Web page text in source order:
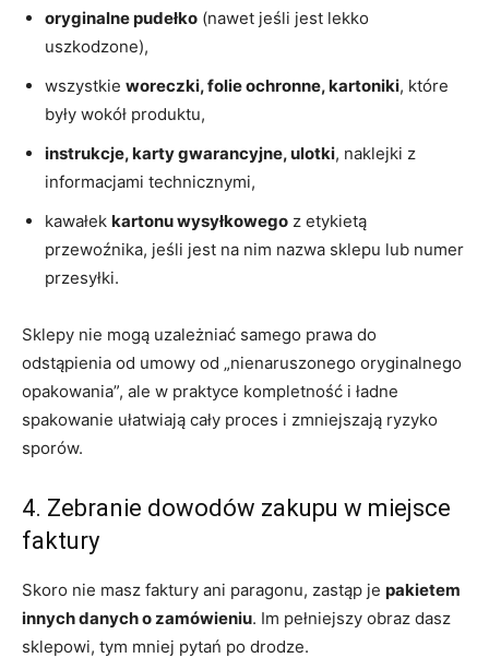
oryginalne pudełko (nawet jeśli jest lekko
uszkodzone),
wszystkie woreczki, folie ochronne, kartoniki, które
były wokół produktu,
instrukcje, karty gwarancyjne, ulotki, naklejki z
informacjami technicznymi,
kawałek kartonu wysyłkowego z etykietą
przewoźnika, jeśli jest na nim nazwa sklepu lub numer
przesyłki.
Sklepy nie mogą uzależniać samego prawa do
odstąpienia od umowy od „nienaruszonego oryginalnego
opakowania”, ale w praktyce kompletność i ładne
spakowanie ułatwiają cały proces i zmniejszają ryzyko
sporów.
4. Zebranie dowodów zakupu w miejsce
faktury
Skoro nie masz faktury ani paragonu, zastąp je pakietem
innych danych o zamówieniu. Im pełniejszy obraz dasz
sklepowi, tym mniej pytań po drodze.